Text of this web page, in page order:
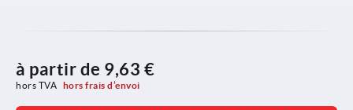
à partir de 9,63 €
hors TVA hors frais d’envoi